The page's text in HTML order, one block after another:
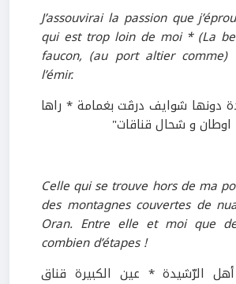
J’assouvirai la passion que
qui est trop loin de moi * (La
faucon, (au port altier comme)
l’émir.
دونها شوايف درڤت بغمامة * راها
اوطان و شحال قناقات"
Celle qui se trouve hors de ma
des montagnes couvertes de
Oran. Entre elle et moi que
combien d’étapes !
الرّشيدة * عين الكبيرة قناق